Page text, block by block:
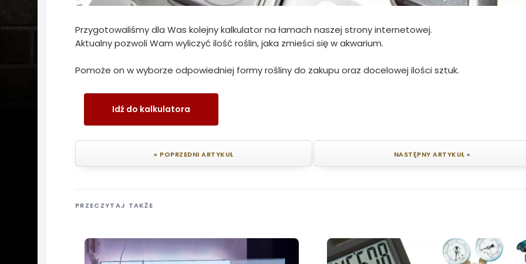
Przygotowaliśmy dla Was kolejny kalkulator na łamach naszej strony internetowej.
Aktualny pozwoli Wam wyliczyć ilość roślin, jaka zmieści się w akwarium.
Pomoże on w wyborze odpowiedniej formy rośliny do zakupu oraz docelowej ilości sztuk.
Idź do kalkulatora
« POPRZEDNI ARTYKUŁ NASTĘPNY ARTYKUŁ »
PRZECZYTAJ TAKŻE